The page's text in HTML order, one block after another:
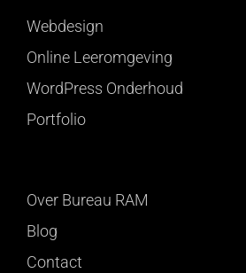
Webdesign
Online Leeromgeving
WordPress Onderhoud
Portfolio
Over Bureau RAM
Blog
Contact